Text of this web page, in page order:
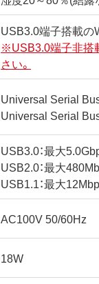
USB3.0端子搭載の
※USB3.0端子非搭
さい。
Universal Serial
Universal Serial
USB3.0：最大
USB2.0：最大
USB1.1：最大
AC100V 50/60Hz
18W